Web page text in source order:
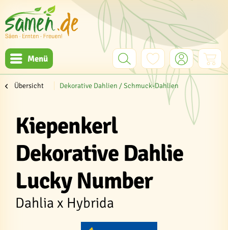
Menü
Übersicht Dekorative Dahlien / Schmuck-Dahlien
Kiepenkerl
Dekorative Dahlie
Lucky Number
Dahlia x Hybrida